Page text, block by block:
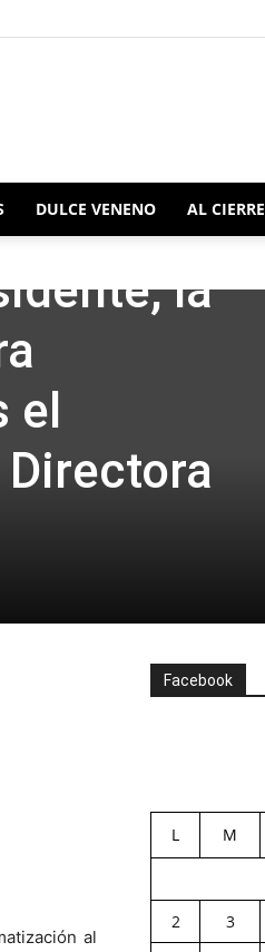
DULCE VENENO AL CIERRE
la
el
al
Facebook
L M
2
3